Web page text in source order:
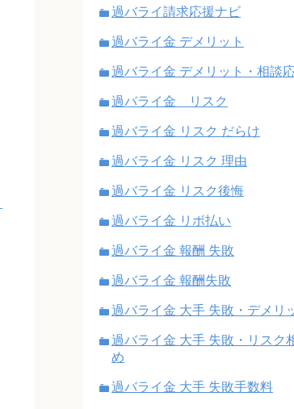
過バライ請求応援ナビ
過バライ金 デメリット
過バライ金 デメリット・相談
過バライ金 リスク
過バライ金 リスク だらけ
過バライ金 リスク 理由
過バライ金 リスク後悔
過バライ金 リボ払い
過バライ金 報酬 失敗
過バライ金 報酬失敗
過バライ金 大手 失敗・デメリ
過バライ金 大手 失敗・リスク
め
過バライ金 大手 失敗手数料